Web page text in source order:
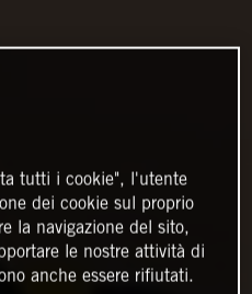
tutti i cookie", l'utente
dei cookie sul proprio
la navigazione del sito,
le nostre attività di
anche essere rifiutati.